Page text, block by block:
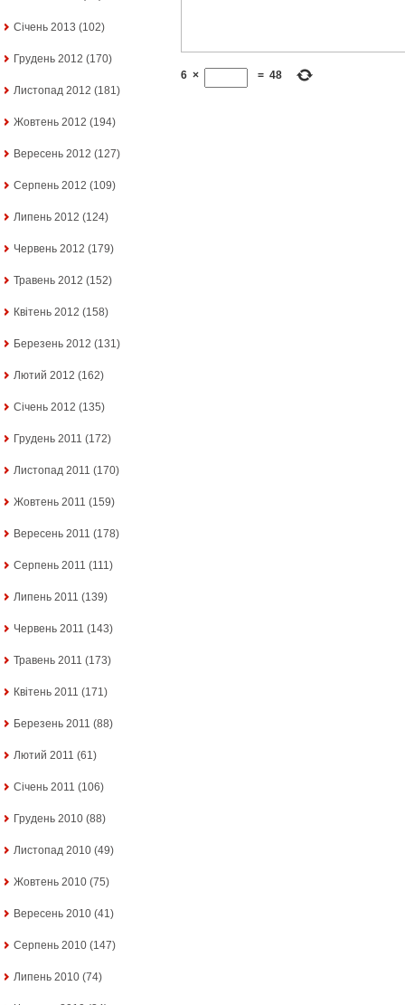
Січень 2013 (102)
Грудень 2012 (170)
Листопад 2012 (181)
Жовтень 2012 (194)
Вересень 2012 (127)
Серпень 2012 (109)
Липень 2012 (124)
Червень 2012 (179)
Травень 2012 (152)
Квітень 2012 (158)
Березень 2012 (131)
Лютий 2012 (162)
Січень 2012 (135)
Грудень 2011 (172)
Листопад 2011 (170)
Жовтень 2011 (159)
Вересень 2011 (178)
Серпень 2011 (111)
Липень 2011 (139)
Червень 2011 (143)
Травень 2011 (173)
Квітень 2011 (171)
Березень 2011 (88)
Лютий 2011 (61)
Січень 2011 (106)
Грудень 2010 (88)
Листопад 2010 (49)
Жовтень 2010 (75)
Вересень 2010 (41)
Серпень 2010 (147)
Липень 2010 (74)
6 × = 48